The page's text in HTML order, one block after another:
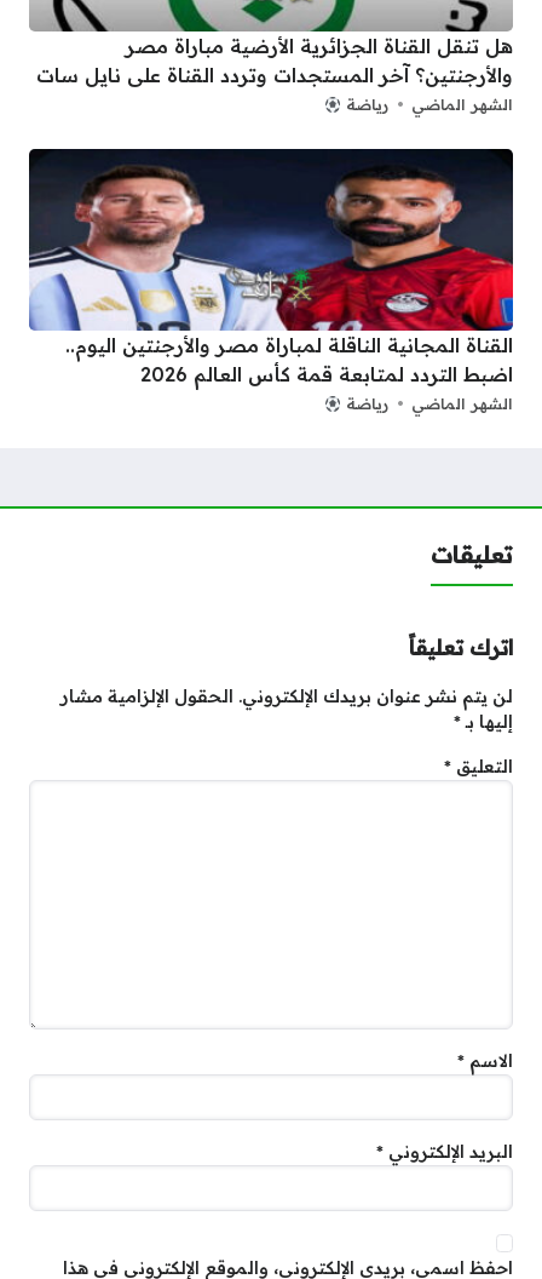
هل تنقل القناة الجزائرية الأرضية مباراة مصر
والأرجنتين؟ آخر المستجدات وتردد القناة على نايل سات
الشهر الماضي رياضة
القناة المجانية الناقلة لمباراة مصر والأرجنتين اليوم..
اضبط التردد لمتابعة قمة كأس العالم 2026
الشهر الماضي رياضة
تعليقات
اترك تعليقاً
لن يتم نشر عنوان بريدك الإلكتروني. الحقول الإلزامية مشار
إليها بـ*
التعليق *
الاسم *
البريد الإلكتروني *
احفظ اسمي، بريدي الإلكتروني، والموقع الإلكتروني في هذا